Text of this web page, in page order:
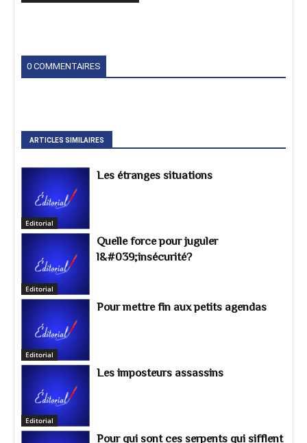
0 COMMENTAIRES
ARTICLES SIMILAIRES
Editorial
Les étranges situations
Editorial
Quelle force pour juguler
l&#039;insécurité?
Editorial
Pour mettre fin aux petits agendas
Editorial
Les imposteurs assassins
Pour qui sont ces serpents qui sifflent